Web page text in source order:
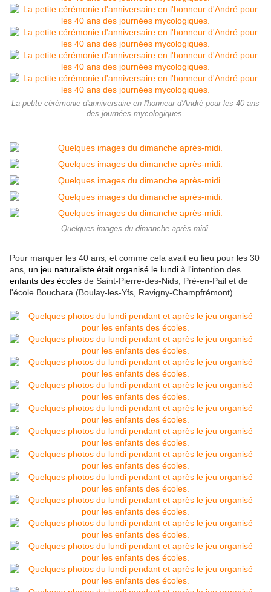
La petite cérémonie d'anniversaire en l'honneur d'André pour les 40 ans
des journées mycologiques.
Quelques images du dimanche après-midi.
Pour marquer les 40 ans, et comme cela avait eu lieu pour les 30
ans, un jeu naturaliste était organisé le lundi à l'intention des
enfants des écoles de Saint-Pierre-des-Nids, Pré-en-Pail et de
l'école Bouchara (Boulay-les-Yfs, Ravigny-Champfrémont).